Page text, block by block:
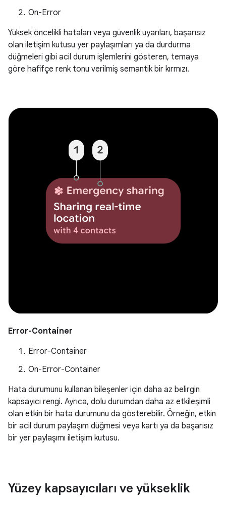
On-Error
Yüksek öncelikli hataları veya güvenlik uyarıları, başarısız
olan iletişim kutusu yer paylaşımları ya da durdurma
düğmeleri gibi acil durum işlemlerini gösteren, temaya
göre hafifçe renk tonu verilmiş semantik bir kırmızı.
Error-Container
Error-Container
On-Error-Container
Hata durumunu kullanan bileşenler için daha az belirgin
kapsayıcı rengi. Ayrıca, dolu durumdan daha az etkileşimli
olan etkin bir hata durumunu da gösterebilir. Örneğin, etkin
bir acil durum paylaşım düğmesi veya kartı ya da başarısız
bir yer paylaşımı iletişim kutusu.
Yüzey kapsayıcıları ve yükseklik